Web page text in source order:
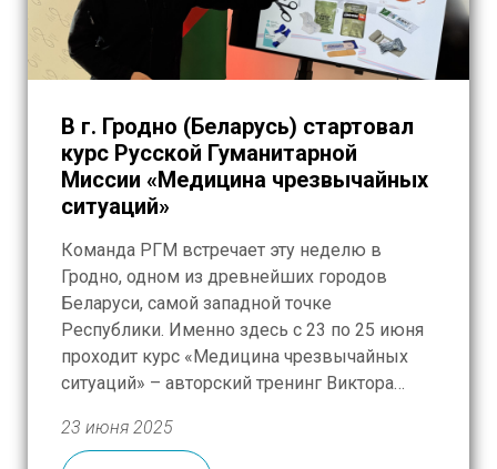
В г. Гродно (Беларусь) стартовал
курс Русской Гуманитарной
Миссии «Медицина чрезвычайных
ситуаций»
Команда РГМ встречает эту неделю в
Гродно, одном из древнейших городов
Беларуси, самой западной точке
Республики. Именно здесь с 23 по 25 июня
проходит курс «Медицина чрезвычайных
ситуаций» – авторский тренинг Виктора
заслуженного врача РФ и лучшего врача
МЧС России 2020 года. В состав группы
23 июня 2025